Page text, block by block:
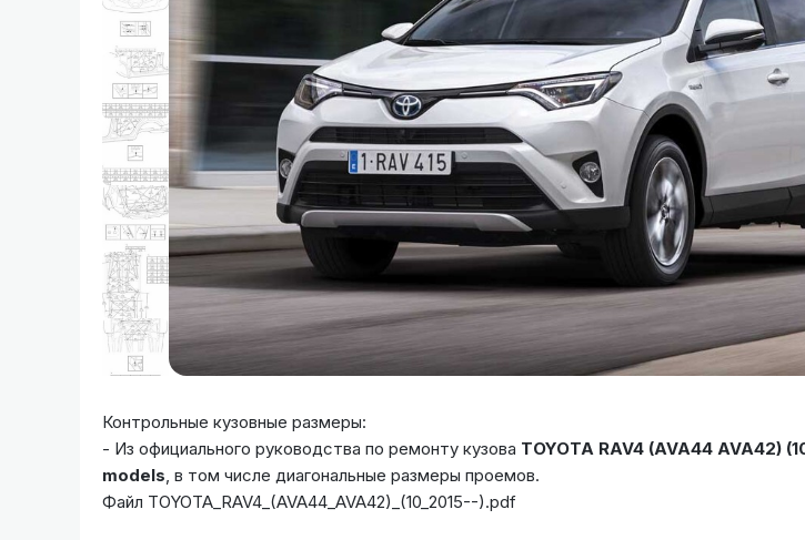
Контрольные кузовные размеры:
- Из официального руководства по ремонту кузова TOYOTA RAV4 (AVA44 AVA42)
models, в том числе диагональные размеры проемов.
Файл TOYOTA_RAV4_(AVA44_AVA42)_(10_2015--).pdf